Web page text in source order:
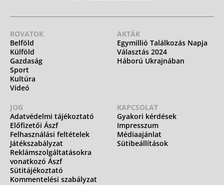
ROVATOK
Belföld
Külföld
Gazdaság
Sport
Kultúra
Videó
AKTÁK
Egymillió Találkozás Napja
Választás 2024
Háború Ukrajnában
JOG
Adatvédelmi tájékoztató
Előfizetői Ászf
Felhasználási feltételek
Játékszabályzat
Reklámszolgáltatásokra
vonatkozó Ászf
Sütitájékoztató
Kommentelési szabályzat
KAPCSOLAT
Gyakori kérdések
Impresszum
Médiaajánlat
Sütibeállítások